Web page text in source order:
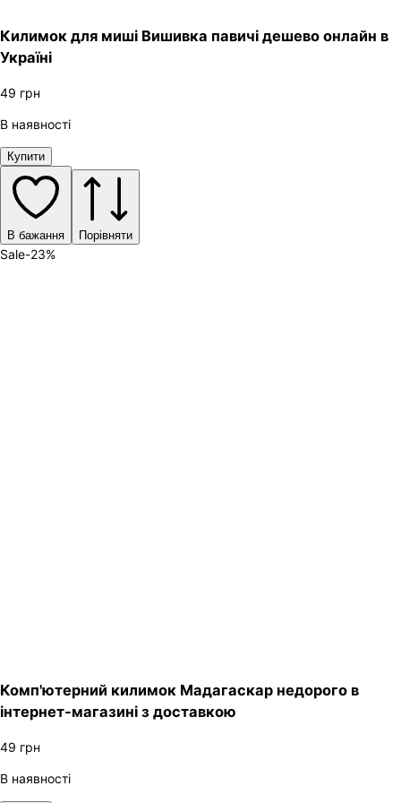
Килимок для миші Вишивка павичі дешево онлайн в
Україні
49 грн
В наявності
Купити
В бажання Порівняти
Sale-23%
Комп'ютерний килимок Мадагаскар недорого в
інтернет-магазині з доставкою
49 грн
В наявності